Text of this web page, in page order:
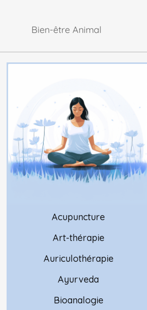
Bien-être Animal
Acupuncture
Art-thérapie
Auriculothérapie
Ayurveda
Bioanalogie